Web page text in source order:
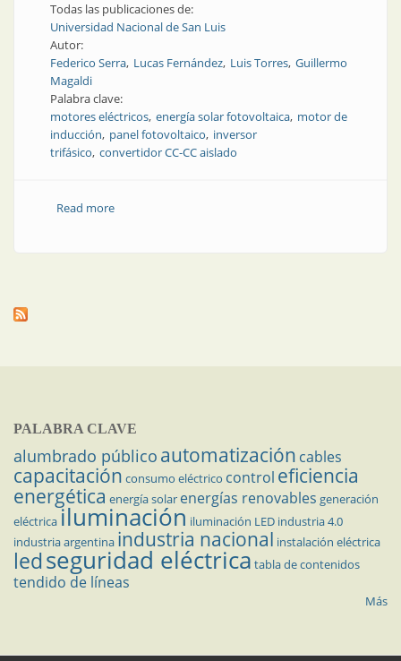
Todas las publicaciones de:
Universidad Nacional de San Luis
Autor:
Federico Serra Lucas Fernández Luis Torres Guillermo
Magaldi
Palabra clave:
motores eléctricos energía solar fotovoltaica motor de
inducción panel fotovoltaico inversor
trifásico convertidor CC-CC aislado
Read moreabout Producto | Implementación de un prototipo
PALABRA CLAVE
alumbrado público automatización cables
capacitación consumo eléctrico control eficiencia
energética energía solar energías renovables generación
eléctricailuminación iluminación LED industria 4.0
industria argentina industria nacional instalación eléctrica
ledseguridad eléctrica tabla de contenidos
tendido de líneas
Más